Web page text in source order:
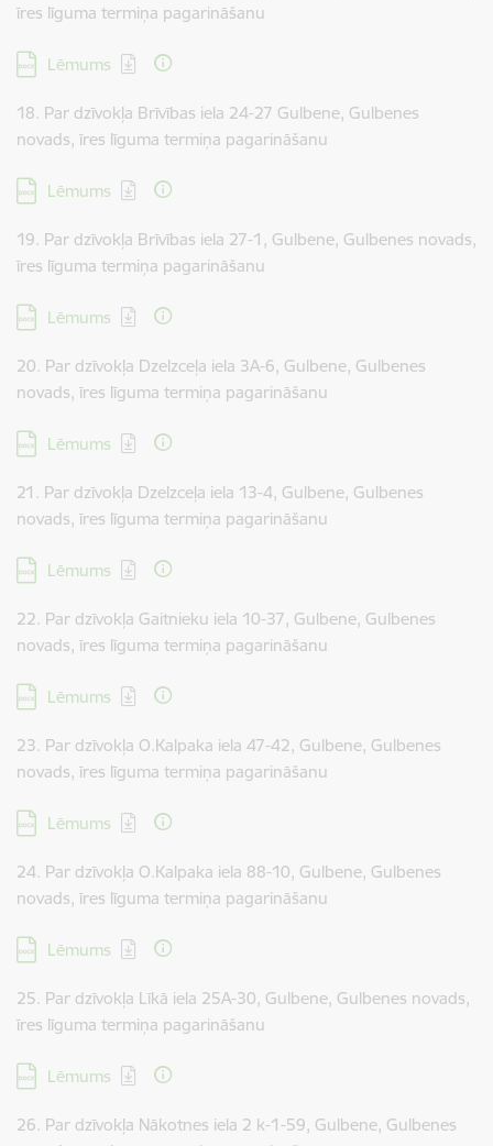
īres līguma termiņa pagarināšanu
Lejupielādēt:
Lēmums
18. Par dzīvokļa Brīvības iela 24-27 Gulbene, Gulbenes
novads, īres līguma termiņa pagarināšanu
Lejupielādēt:
Lēmums
19. Par dzīvokļa Brīvības iela 27-1, Gulbene, Gulbenes novads,
īres līguma termiņa pagarināšanu
Lejupielādēt:
Lēmums
20. Par dzīvokļa Dzelzceļa iela 3A-6, Gulbene, Gulbenes
novads, īres līguma termiņa pagarināšanu
Lejupielādēt:
Lēmums
21. Par dzīvokļa Dzelzceļa iela 13-4, Gulbene, Gulbenes
novads, īres līguma termiņa pagarināšanu
Lejupielādēt:
Lēmums
22. Par dzīvokļa Gaitnieku iela 10-37, Gulbene, Gulbenes
novads, īres līguma termiņa pagarināšanu
Lejupielādēt:
Lēmums
23. Par dzīvokļa O.Kalpaka iela 47-42, Gulbene, Gulbenes
novads, īres līguma termiņa pagarināšanu
Lejupielādēt:
Lēmums
24. Par dzīvokļa O.Kalpaka iela 88-10, Gulbene, Gulbenes
novads, īres līguma termiņa pagarināšanu
Lejupielādēt:
Lēmums
25. Par dzīvokļa Līkā iela 25A-30, Gulbene, Gulbenes novads,
īres līguma termiņa pagarināšanu
Lejupielādēt:
Lēmums
26. Par dzīvokļa Nākotnes iela 2 k-1-59, Gulbene, Gulbenes